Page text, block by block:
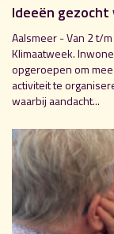
Ideeën
Aalsmeer - Van 2 t/
Klimaatweek.
opgeroepen om
activiteit te
waarbij aandacht...